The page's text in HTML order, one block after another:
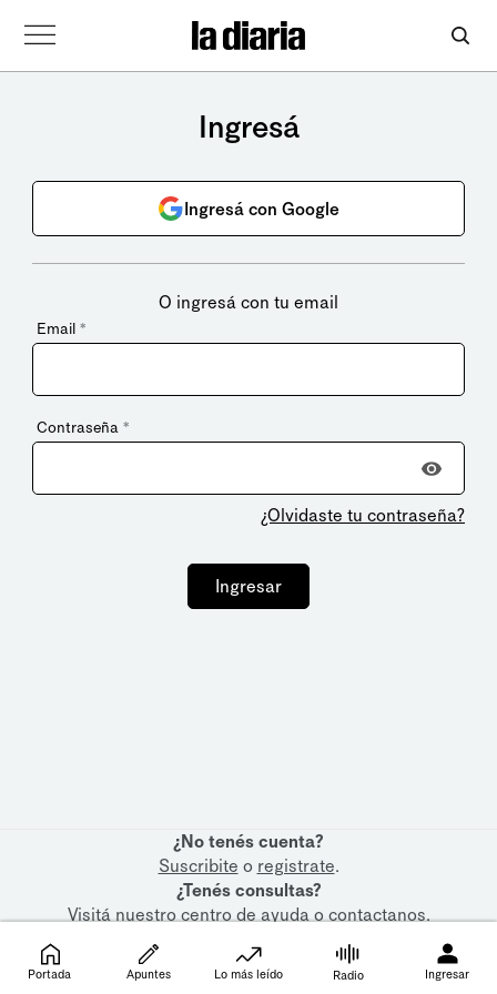
Ingresá
Ingresá con Google
O ingresá con tu email
Email *
Contraseña *
¿Olvidaste tu contraseña?
Ingresar
¿No tenés cuenta?
Suscribite o registrate.
¿Tenés consultas?
Visitá nuestrocentro de ayudaocontactanos.
Portada Apuntes Lo más leído Radio Ingresar